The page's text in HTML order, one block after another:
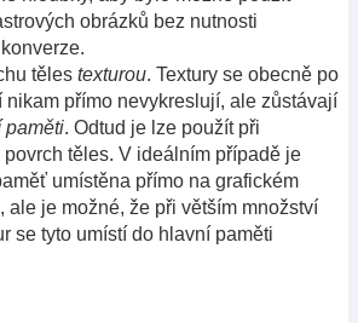
obrázků bez nutnosti
těles texturou. Textury se obecně po
nikam přímo nevykreslují, ale zůstávají
paměti. Odtud je lze použít při
těles. V ideálním případě je
umístěna přímo na grafickém
ale je možné, že při větším množství
se tyto umístí do hlavní paměti